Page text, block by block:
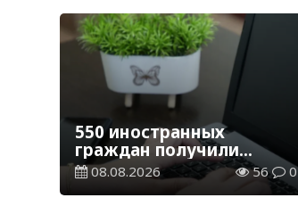
550 иностранных
граждан получили
образовательные
гранты для обучения в
08.08.2026 56 0